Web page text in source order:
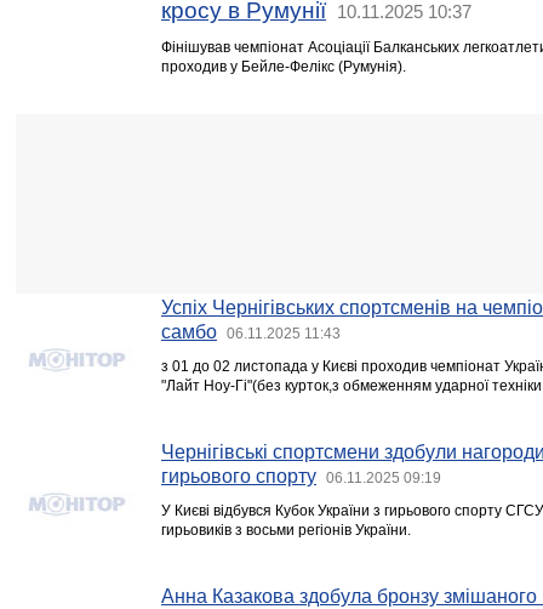
кросу в Румунії
10.11.2025 10:37
Фінішував чемпіонат Асоціації Балканських
проходив у Бейле-Фелікс (Румунія).
Успіх Чернігівських спортсменів на
самбо
06.11.2025 11:43
з 01 до 02 листопада у Києві проходив чемпіонат
"Лайт Ноу-Гі"(без курток,з обмеженням ударної техніки
Чернігівські спортсмени здобули
гирьового спорту
06.11.2025 09:19
У Києві відбувся Кубок України з гирьового спорту
гирьовиків з восьми регіонів України.
Анна Казакова здобула бронзу змішаного